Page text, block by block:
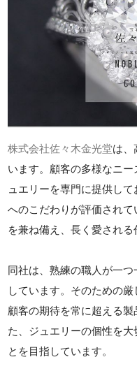
株式会社佐々木金光堂は、
います。顧客の多様なニ
ュエリーを専門に提供し
へのこだわりが評価され
を兼ね備え、長く愛される
同社は、熟練の職人が一
しています。そのための厳
顧客の期待を常に超える
た、ジュエリーの個性を
とを目指しています。